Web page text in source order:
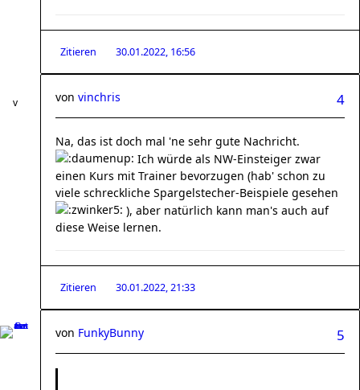
Zitieren 30.01.2022, 16:56
4
von vinchris
Na, das ist doch mal 'ne sehr gute Nachricht.
Ich würde als NW-Einsteiger zwar
einen Kurs mit Trainer bevorzugen (hab' schon zu
viele schreckliche Spargelstecher-Beispiele gesehen
), aber natürlich kann man's auch auf
diese Weise lernen.
Zitieren 30.01.2022, 21:33
5
von FunkyBunny